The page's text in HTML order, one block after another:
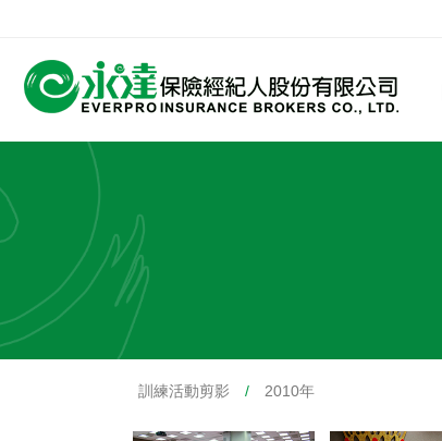
公司沿革
永達菁英盃
MDRT歷史精神
保險入門
保險公司
訓練活動剪影 / 2010年